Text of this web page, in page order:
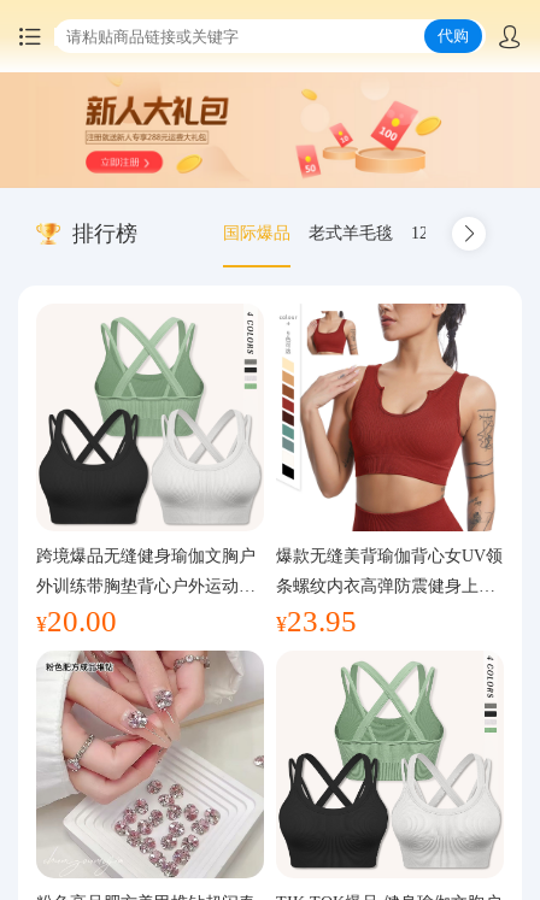
中国商品代购
集运服务
最新公告
物流资讯
代购问答
关于我们
代购
排行榜 国际爆品 老式羊毛毯 12.00-20 truck
跨境爆品无缝健身瑜伽文胸户
外训练带胸垫背心户外运动瑜
伽服女
¥20.00
爆款无缝美背瑜伽背心女UV领
条螺纹内衣高弹防震健身上装
运动文胸
¥23.95